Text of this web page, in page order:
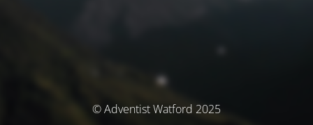
© Adventist Watford 2025